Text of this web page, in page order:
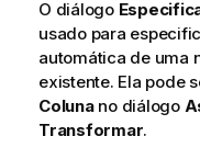
O diálogo
usado para
automática de uma
existente. Ela pode
Colunano diálogo
Transformar.